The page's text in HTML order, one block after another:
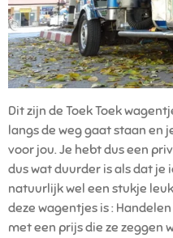
Dit zijn de Toek Toek
langs de weg gaat staan en
voor jou. Je hebt dus een
dus wat duurder is als dat
natuurlijk wel een stukje
deze wagentjes is :
met een prijs die ze zeggen